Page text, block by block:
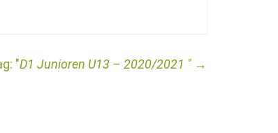
D1 Junioren U13 – 2020/2021 →